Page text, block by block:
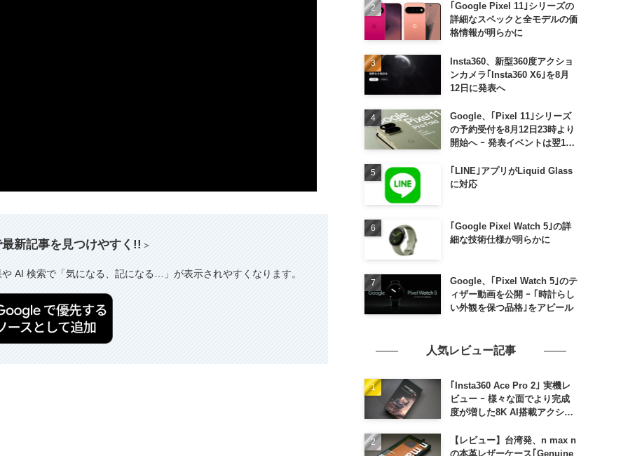
新記事を見つけやすく!! ＞
AI 検索で「気になる、記になる…」が表示されやすくなります。
｢Google Pixel 11｣シリーズの
詳細なスペックと全モデルの価
格情報が明らかに
Insta360、新型360度アクショ
ンカメラ｢Insta360 X6｣を8月
12日に発表へ
Google、｢Pixel 11｣シリーズ
の予約受付を8月12日23時より
開始へ ｰ 発表イベントは翌13
｢LINE｣アプリがLiquid Glass
に対応
｢Google Pixel Watch 5｣の詳
細な技術仕様が明らかに
Google、｢Pixel Watch 5｣のテ
ィザー動画を公開 ｰ ｢時計らし
い外観を保つ品格｣をアピール
人気レビュー記事
｢Insta360 Ace Pro 2｣ 実機レ
ビュー ｰ 様々な面でより完成
度が増した8K AI搭載アクショ
【レビュー】台湾発、n max n
の本革レザーケース｢Genuine